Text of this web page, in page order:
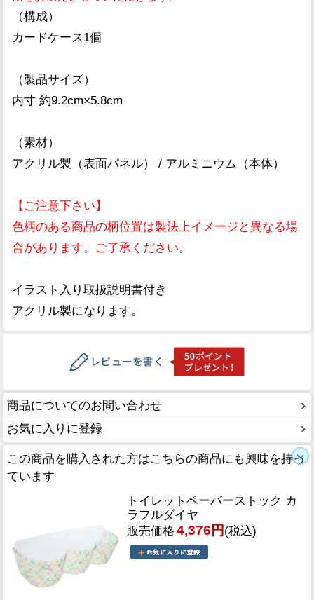
（構成）
カードケース1個
（製品サイズ）
内寸 約9.2cm×5.8cm
（素材）
アクリル製（表面パネル） / アルミニウム（本体）
【ご注意下さい】
色柄のある商品の柄位置は製法上イメージと異なる場
合があります。ご了承ください。
イラスト入り取扱説明書付き
アクリル製になります。
商品についてのお問い合わせ
お気に入りに登録
この商品を購入された方はこちらの商品にも興味を持っ
ています
トイレットペーパーストック カ
ラフルダイヤ
販売価格 4,376円 (税込)